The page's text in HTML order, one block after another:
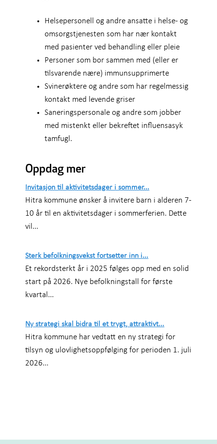
Helsepersonell og andre ansatte i helse- og
omsorgstjenesten som har nær kontakt
med pasienter ved behandling eller pleie
Personer som bor sammen med (eller er
tilsvarende nære) immunsupprimerte
Svinerøktere og andre som har regelmessig
kontakt med levende griser
Saneringspersonale og andre som jobber
med mistenkt eller bekreftet influensasyk
tamfugl.
Oppdag mer
Invitasjon til aktivitetsdager i sommer...
Hitra kommune ønsker å invitere barn i alderen 7-
10 år til en aktivitetsdager i sommerferien. Dette
vil...
Sterk befolkningsvekst fortsetter inn i...
Et rekordsterkt år i 2025 følges opp med en solid
start på 2026. Nye befolkningstall for første
kvartal...
Ny strategi skal bidra til et trygt, attraktivt...
Hitra kommune har vedtatt en ny strategi for
tilsyn og ulovlighetsoppfølging for perioden 1. juli
2026...